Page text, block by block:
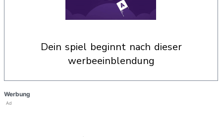
dein spiel beginnt nach dieser
werbeeinblendung
Werbung
Ad